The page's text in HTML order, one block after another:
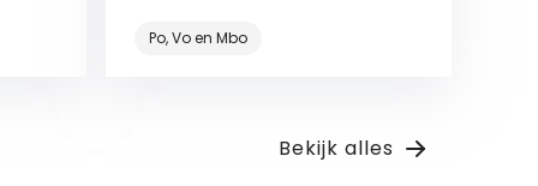
Po, Vo en Mbo
Bekijk alles